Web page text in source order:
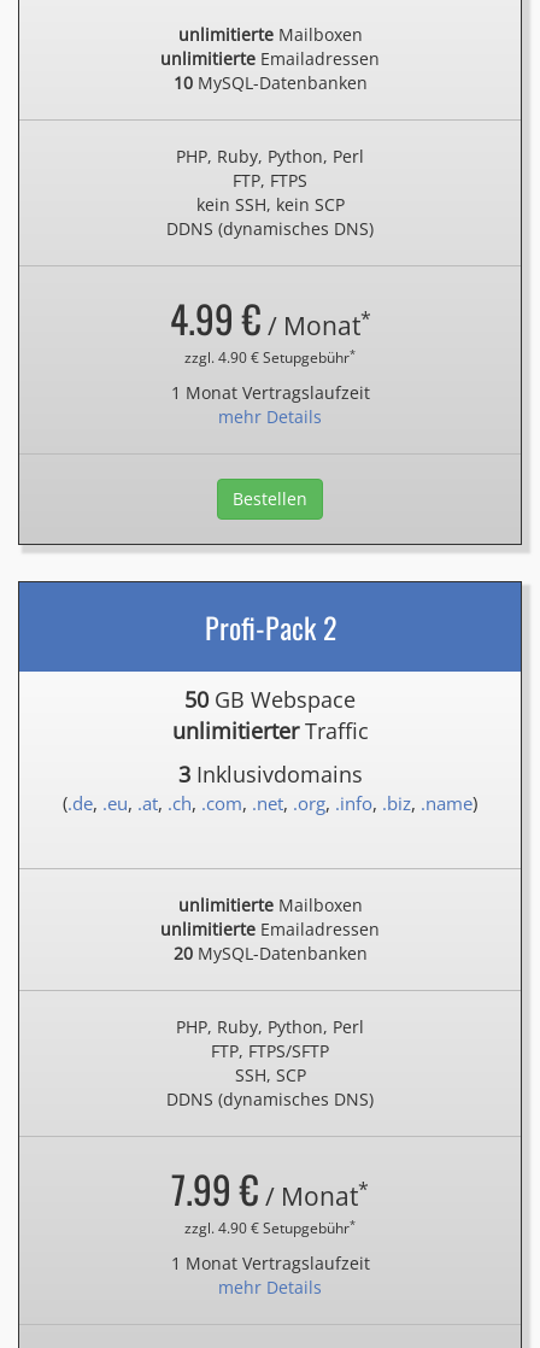
unlimitierteMailboxen
unlimitierte Emailadressen
10MySQL-Datenbanken
PHP, Ruby, Python, Perl
FTP, FTPS
kein SSH, kein SCP
DDNS (dynamisches DNS)
4.99 € / Monat*
zzgl. 4.90 € Setupgebühr*
1 Monat Vertragslaufzeit
mehr Details
Bestellen
Profi-Pack 2
50 GB Webspace
unlimitierterTraffic
3Inklusivdomains
(.de, .eu, .at, .ch, .com, .net, .org, .info, .biz, .name)
unlimitierteMailboxen
unlimitierte Emailadressen
20MySQL-Datenbanken
PHP, Ruby, Python, Perl
FTP, FTPS/SFTP
SSH, SCP
DDNS (dynamisches DNS)
7.99 € / Monat*
zzgl. 4.90 € Setupgebühr*
1 Monat Vertragslaufzeit
mehr Details